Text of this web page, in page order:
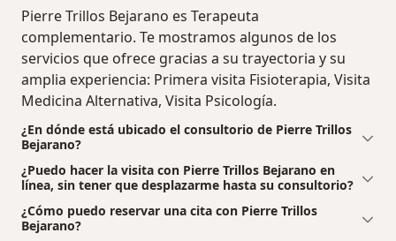
Pierre Trillos Bejarano es Terapeuta
complementario. Te mostramos algunos de los
servicios que ofrece gracias a su trayectoria y su
amplia experiencia: Primera visita Fisioterapia, Visita
Medicina Alternativa, Visita Psicología.
¿En dónde está ubicado el consultorio de Pierre Trillos
Bejarano?
¿Puedo hacer la visita con Pierre Trillos Bejarano en
línea, sin tener que desplazarme hasta su consultorio?
¿Cómo puedo reservar una cita con Pierre Trillos
Bejarano?